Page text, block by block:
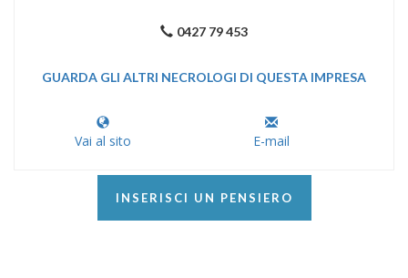
0427 79 453
GUARDA GLI ALTRI NECROLOGI DI QUESTA IMPRESA
Vai al sito E-mail
INSERISCI UN PENSIERO